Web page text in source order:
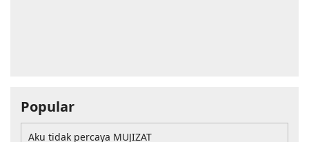
Popular
Aku tidak percaya MUJIZAT